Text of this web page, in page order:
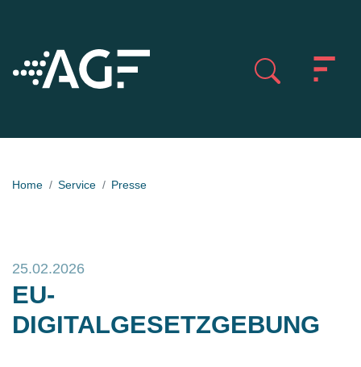
Home Service Presse
25.02.2026
EU-
DIGITALGESETZGEBUNG